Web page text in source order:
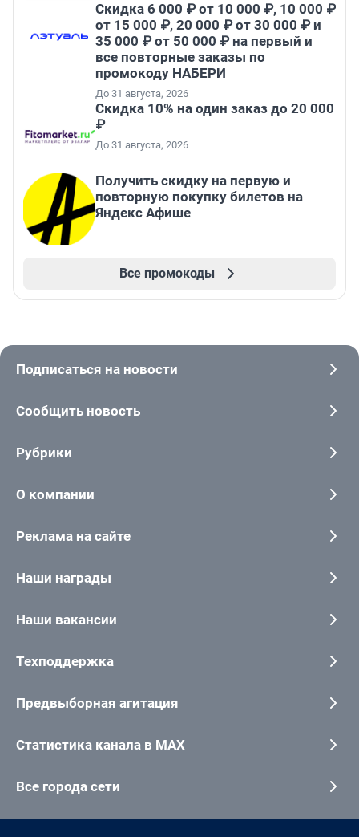
Скидка 6 000 ₽ от 10 000 ₽, 10 000 ₽
от 15 000 ₽, 20 000 ₽ от 30 000 ₽ и
35 000 ₽ от 50 000 ₽ на первый и
все повторные заказы по
промокоду НАБЕРИ
До 31 августа, 2026
Скидка 10% на один заказ до 20 000
₽
До 31 августа, 2026
Получить скидку на первую и
повторную покупку билетов на
Яндекс Афише
Все промокоды
Подписаться на новости
Сообщить новость
Рубрики
О компании
Реклама на сайте
Наши награды
Наши вакансии
Техподдержка
Предвыборная агитация
Статистика канала в MAX
Все города сети